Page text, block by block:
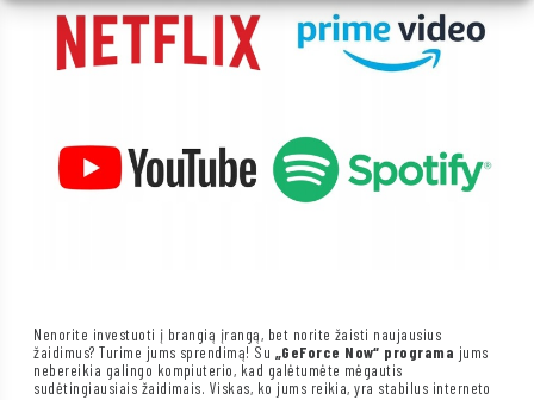
Nenorite investuoti į brangią įrangą, bet norite žaisti naujausius
žaidimus? Turime jums sprendimą! Su „GeForce Now“ programa jums
nebereikia galingo kompiuterio, kad galėtumėte mėgautis
sudėtingiausiais žaidimais. Viskas, ko jums reikia, yra stabilus interneto